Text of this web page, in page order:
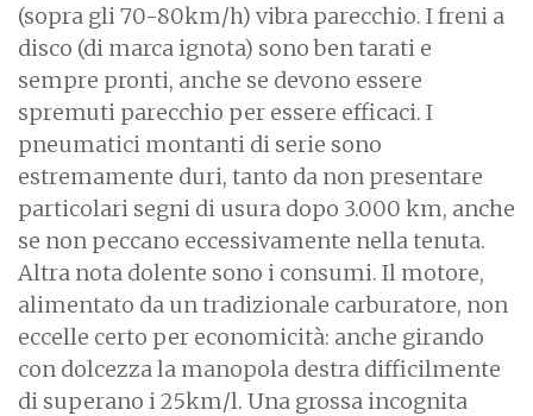
(sopra gli 70-80km/h) vibra parecchio. I freni a
disco (di marca ignota) sono ben tarati e
sempre pronti, anche se devono essere
spremuti parecchio per essere efficaci. I
pneumatici montanti di serie sono
estremamente duri, tanto da non presentare
particolari segni di usura dopo 3.000 km, anche
se non peccano eccessivamente nella tenuta.
Altra nota dolente sono i consumi. Il motore,
alimentato da un tradizionale carburatore, non
eccelle certo per economicità: anche girando
con dolcezza la manopola destra difficilmente
di superano i 25km/l. Una grossa incognita